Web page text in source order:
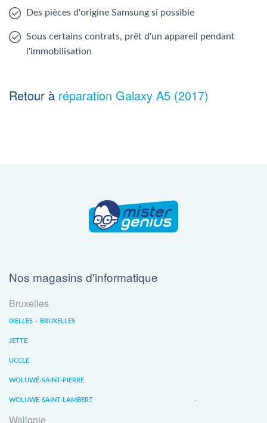
Des pièces d'origine Samsung si possible
Sous certains contrats, prêt d'un appareil pendant
l'immobilisation
Retour à réparation Galaxy A5 (2017)
Nos magasins d'informatique
Bruxelles
IXELLES – BRUXELLES
JETTE
UCCLE
WOLUWÉ-SAINT-PIERRE
WOLUWE-SAINT-LAMBERT
Wallonie